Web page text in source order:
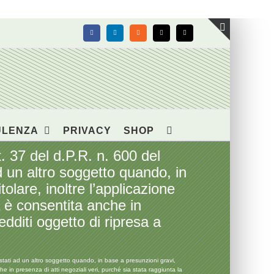
FacebookLinkedIn Rss X Email
PRIVACY SHOP
37 del d.P.R. n. 600 del
altro soggetto quando, in
inoltre l’applicazione
consentita anche in
oggetto di ripresa a
ad un altro soggetto quando, in base a presunzioni gravi,
in presenza di atti negoziali veri, purché sia stata raggiunta la
Toggle
area
barra
scorrevole